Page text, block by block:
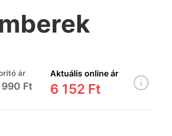
ár
990 Ft
Aktuális online ár
6 152 Ft